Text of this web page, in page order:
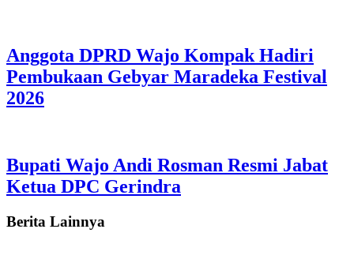
Anggota DPRD Wajo Kompak Hadiri
Pembukaan Gebyar Maradeka Festival
2026
Bupati Wajo Andi Rosman Resmi Jabat
Ketua DPC Gerindra
Berita Lainnya